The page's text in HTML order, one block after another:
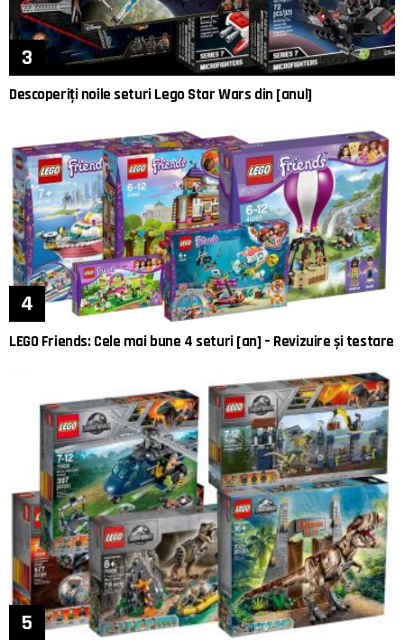
Descoperiți noile seturi Lego Star Wars din [anul]
LEGO Friends: Cele mai bune 4 seturi [an] – Revizuire și testare